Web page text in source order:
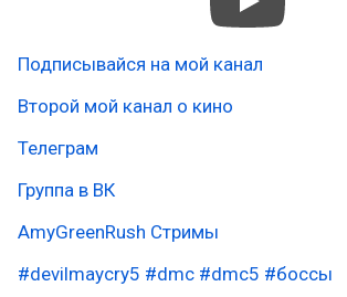
Подписывайся на мой канал
Второй мой канал о кино
Телеграм
Группа в ВК
AmyGreenRush Стримы
#devilmaycry5 #dmc #dmc5 #боссы